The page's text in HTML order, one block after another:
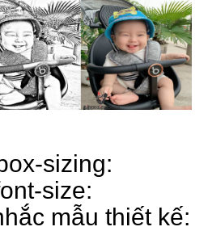
sizing:
size:
mẫu thiết kế: